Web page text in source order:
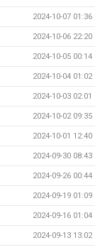
2024-10-07 01:36
2024-10-06 22:20
2024-10-05 00:14
2024-10-04 01:02
2024-10-03 02:01
2024-10-02 09:35
2024-10-01 12:40
2024-09-30 08:43
2024-09-26 00:44
2024-09-19 01:09
2024-09-16 01:04
2024-09-13 13:02